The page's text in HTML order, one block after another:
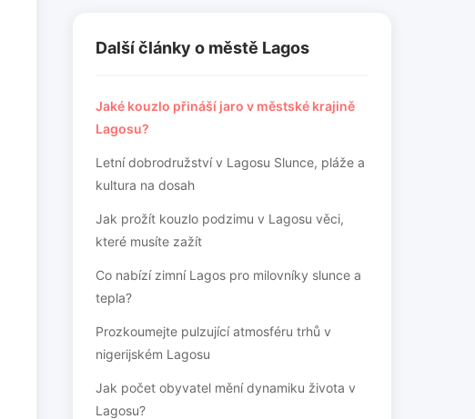
Další články o městě Lagos
Jaké kouzlo přináší jaro v městské krajině
Lagosu?
Letní dobrodružství v Lagosu Slunce, pláže a
kultura na dosah
Jak prožít kouzlo podzimu v Lagosu věci,
které musíte zažít
Co nabízí zimní Lagos pro milovníky slunce a
tepla?
Prozkoumejte pulzující atmosféru trhů v
nigerijském Lagosu
Jak počet obyvatel mění dynamiku života v
Lagosu?